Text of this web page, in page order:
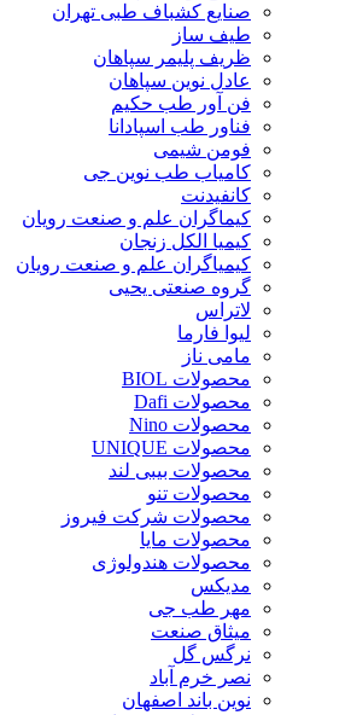
صنایع کشباف طبی تهران
طیف ساز
ظریف پلیمر سپاهان
عادل نوین سپاهان
فن آور طب حکیم
فناور طب اسپادانا
فومن شیمی
کامیاب طب نوین جی
کانفیدنت
کیماگران علم و صنعت رویان
کیمیا الکل زنجان
کیمیاگران علم و صنعت رویان
گروه صنعتی یحیی
لاتراس
لیوا فارما
مامی ناز
محصولات BIOL
محصولات Dafi
محصولات Nino
محصولات UNIQUE
محصولات بیبی لند
محصولات تنو
محصولات شرکت فیروز
محصولات مایا
محصولات هندولوژی
مدیکس
مهر طب جی
میثاق صنعت
نرگس گل
نصر خرم آباد
نوین باند اصفهان